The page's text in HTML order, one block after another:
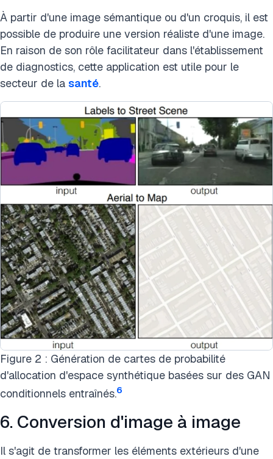
À partir d'une image sémantique ou d'un croquis, il est
possible de produire une version réaliste d'une image.
En raison de son rôle facilitateur dans l'établissement
de diagnostics, cette application est utile pour le
secteur de la santé.
Figure 2 : Génération de cartes de probabilité
d'allocation d'espace synthétique basées sur des GAN
conditionnels entraînés.6
6. Conversion d'image à image
Il s'agit de transformer les éléments extérieurs d'une